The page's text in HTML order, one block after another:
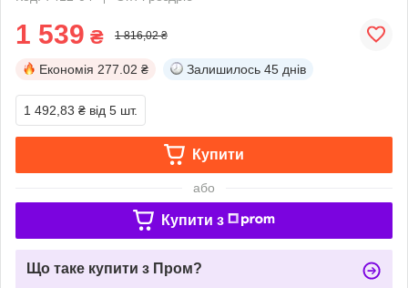
1 539 ₴ 1 816,02 ₴
Економія 277.02 ₴ Залишилось 45 днів
1 492,83 ₴ від 5 шт.
Купити
або
Купити з
Що таке купити з Пром?